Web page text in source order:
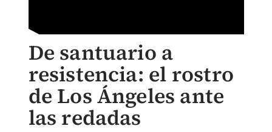
De santuario a
resistencia: el rostro
de Los Ángeles ante
las redadas